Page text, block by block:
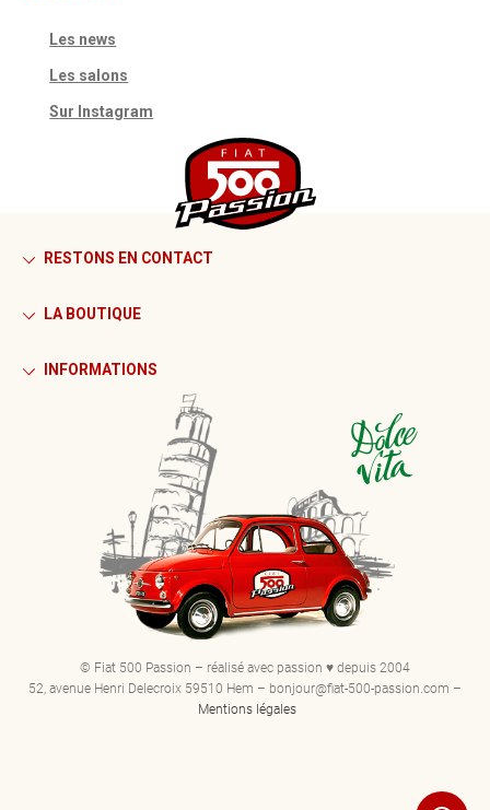
Les news
Les salons
Sur Instagram
RESTONS EN CONTACT
LA BOUTIQUE
INFORMATIONS
© Fiat 500 Passion – réalisé avec passion ♥ depuis 2004
52, avenue Henri Delecroix 59510 Hem – bonjour@fiat-500-passion.com –
Mentions légales